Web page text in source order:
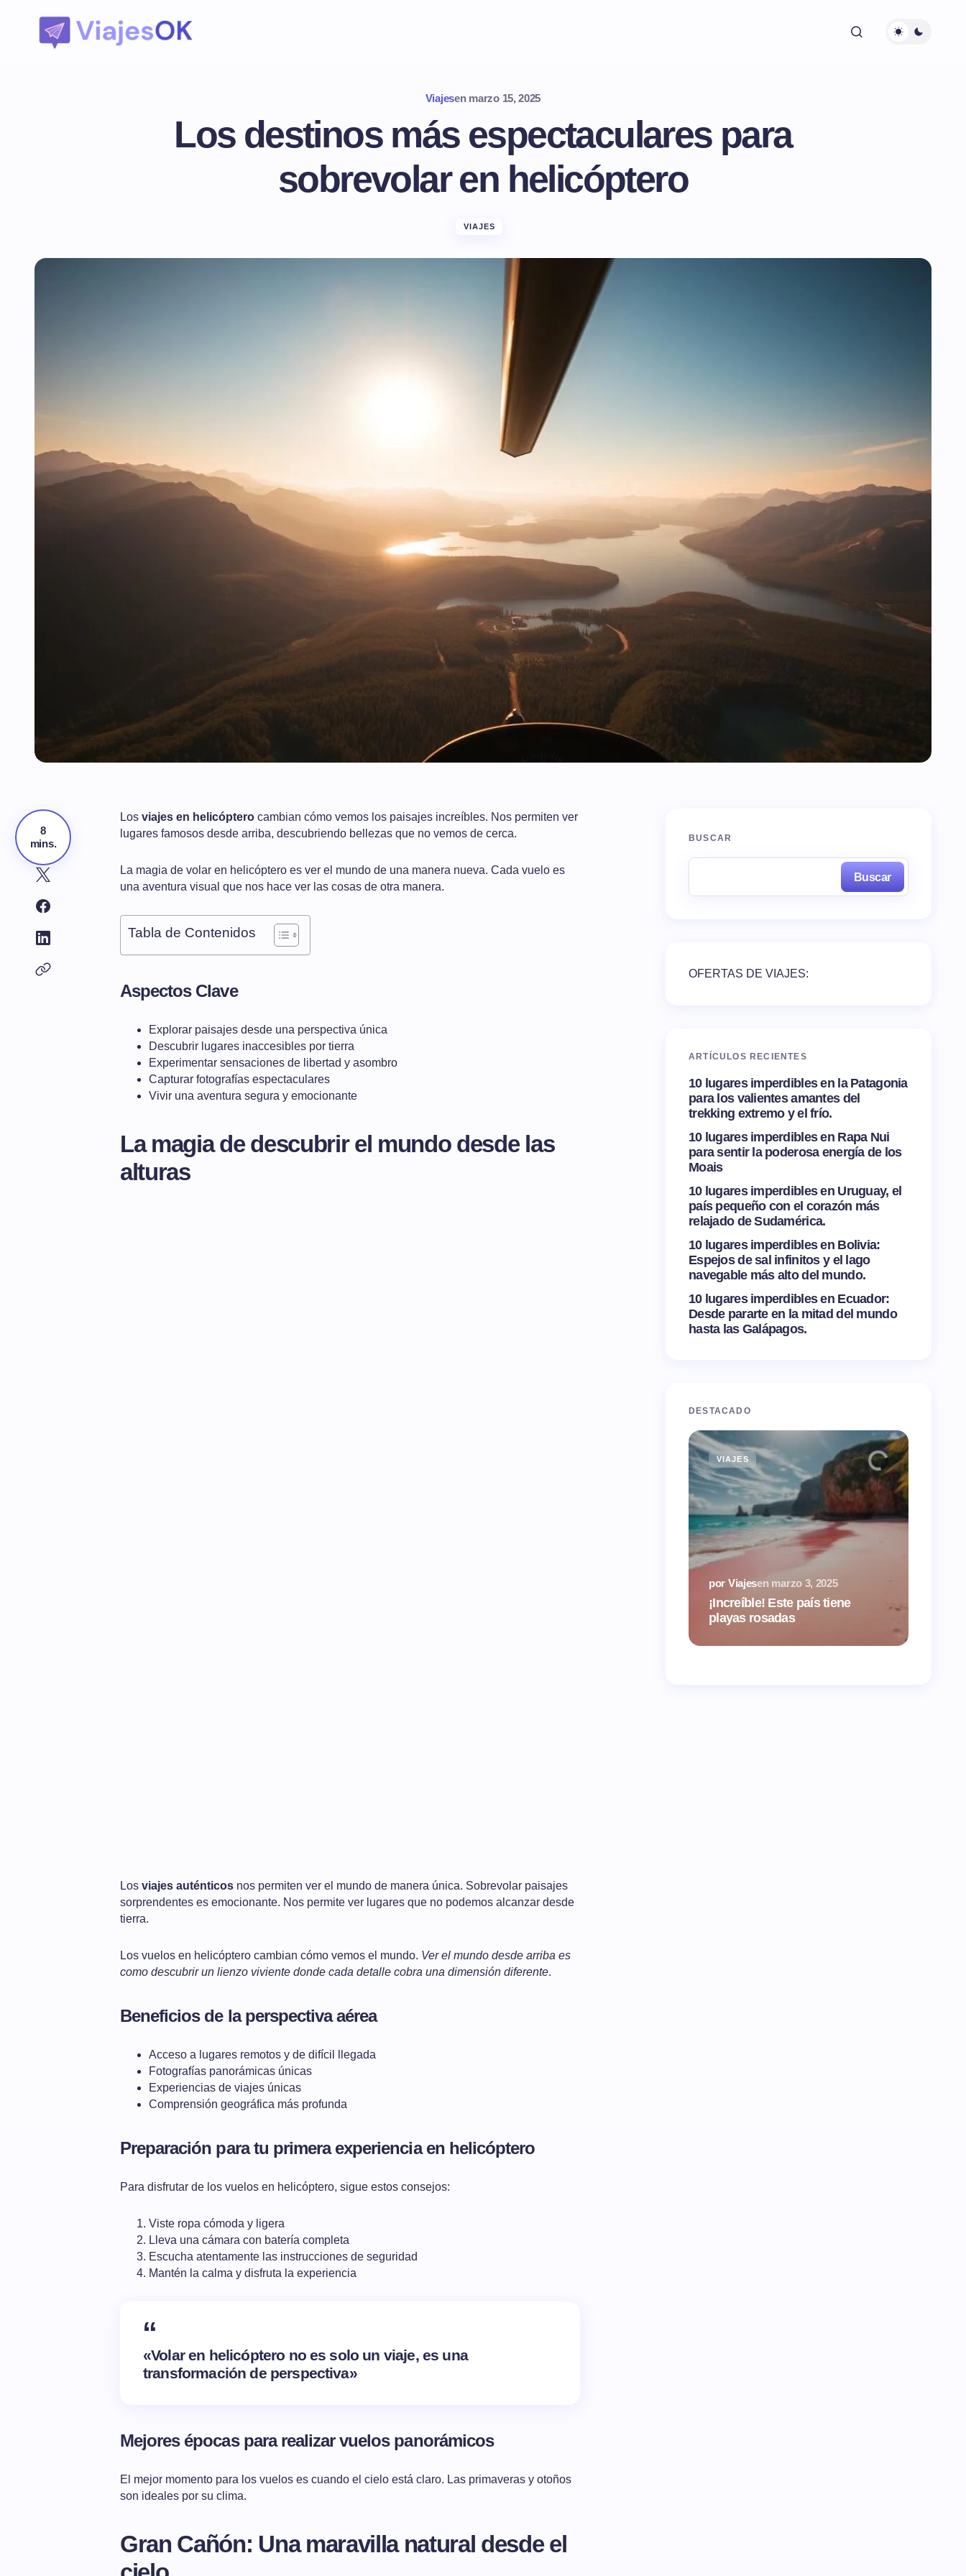
Viajesen marzo 15, 2025
Los destinos más espectaculares para
sobrevolar en helicóptero
VIAJES
8
mins.
Los viajes en helicóptero cambian cómo vemos los paisajes increíbles. Nos permiten ver
lugares famosos desde arriba, descubriendo bellezas que no vemos de cerca.
La magia de volar en helicóptero es ver el mundo de una manera nueva. Cada vuelo es
una aventura visual que nos hace ver las cosas de otra manera.
Tabla de Contenidos
Aspectos Clave
Explorar paisajes desde una perspectiva única
Descubrir lugares inaccesibles por tierra
Experimentar sensaciones de libertad y asombro
Capturar fotografías espectaculares
Vivir una aventura segura y emocionante
La magia de descubrir el mundo desde las
alturas
Los viajes auténticos nos permiten ver el mundo de manera única. Sobrevolar paisajes
sorprendentes es emocionante. Nos permite ver lugares que no podemos alcanzar desde
tierra.
Los vuelos en helicóptero cambian cómo vemos el mundo. Ver el mundo desde arriba es
como descubrir un lienzo viviente donde cada detalle cobra una dimensión diferente.
Beneficios de la perspectiva aérea
Acceso a lugares remotos y de difícil llegada
Fotografías panorámicas únicas
Experiencias de viajes únicas
Comprensión geográfica más profunda
Preparación para tu primera experiencia en helicóptero
Para disfrutar de los vuelos en helicóptero, sigue estos consejos:
Viste ropa cómoda y ligera
Lleva una cámara con batería completa
Escucha atentamente las instrucciones de seguridad
Mantén la calma y disfruta la experiencia
«Volar en helicóptero no es solo un viaje, es una
transformación de perspectiva»
Mejores épocas para realizar vuelos panorámicos
El mejor momento para los vuelos es cuando el cielo está claro. Las primaveras y otoños
son ideales por su clima.
Gran Cañón: Una maravilla natural desde el
BUSCAR
Buscar
OFERTAS DE VIAJES:
ARTÍCULOS RECIENTES
10 lugares imperdibles en la Patagonia
para los valientes amantes del
trekking extremo y el frío.
10 lugares imperdibles en Rapa Nui
para sentir la poderosa energía de los
Moais
10 lugares imperdibles en Uruguay, el
país pequeño con el corazón más
relajado de Sudamérica.
10 lugares imperdibles en Bolivia:
Espejos de sal infinitos y el lago
navegable más alto del mundo.
10 lugares imperdibles en Ecuador:
Desde pararte en la mitad del mundo
hasta las Galápagos.
DESTACADO
VIAJES
¡Increíble! Este país tiene
playas rosadas
por Viajesen marzo 3, 2025